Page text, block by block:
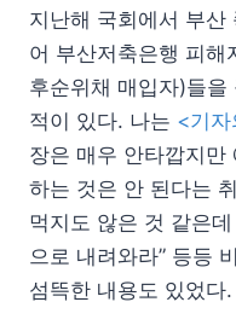
지난해 국회에서 부산
어 부산저축은행 피
후순위채 매입자)들
적이 있다. 나는 <기
장은 매우 안타깝지만
하는 것은 안 된다는
먹지도 않은 것 같은
으로 내려와라” 등등
섬뜩한 내용도 있었다.